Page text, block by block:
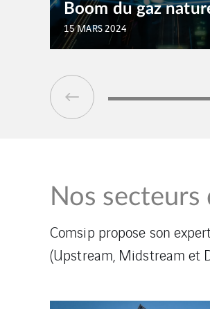
22 MARS 2024
Nos secteurs
Comsip propose son
(Upstream, Midstream et